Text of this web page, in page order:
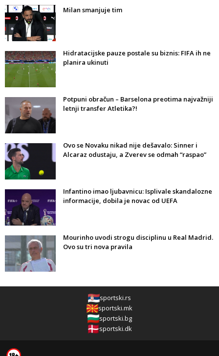
Milan smanjuje tim
Hidratacijske pauze postale su biznis: FIFA ih ne
planira ukinuti
Potpuni obračun – Barselona preotima najvažniji
letnji transfer Atletika?!
Ovo se Novaku nikad nije dešavalo: Sinner i
Alcaraz odustaju, a Zverev se odmah “raspao”
Infantino imao ljubavnicu: Isplivale skandalozne
informacije, dobila je novac od UEFA
Mourinho uvodi strogu disciplinu u Real Madrid.
Ovo su tri nova pravila
sportski.rs
sportski.mk
sportski.bg
sportski.dk